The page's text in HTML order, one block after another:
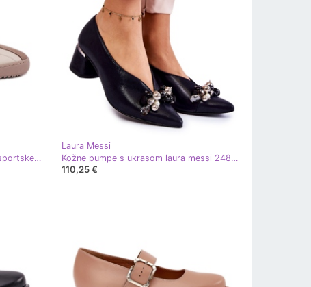
Laura Messi 2935 ženske kožne sportske cipele bež
Laura Messi
Kožne pumpe s ukrasom laura messi 2487 mornarsko plava
110,25 €